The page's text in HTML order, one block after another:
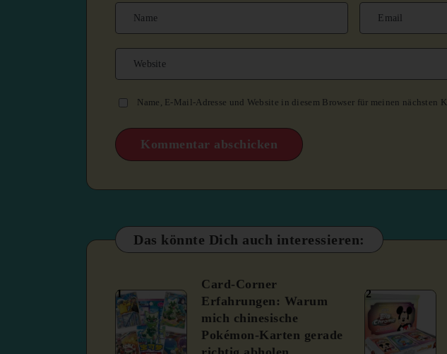
Name, E-Mail-Adresse und Website in diesem Browser für meinen nächsten
Das könnte Dich auch interessieren:
1
Card-Corner
Erfahrungen: Warum
mich chinesische
Pokémon-Karten gerade
2